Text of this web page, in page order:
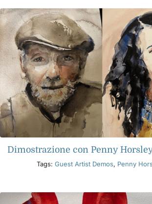
Dimostrazione con Penny
Tags: Guest Artist Demos, Penny